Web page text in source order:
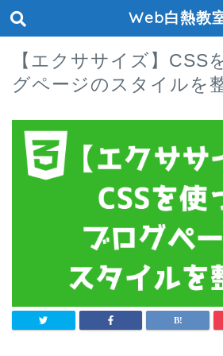
Web白熱教
【エクササイズ】CSS
グページのスタイルを